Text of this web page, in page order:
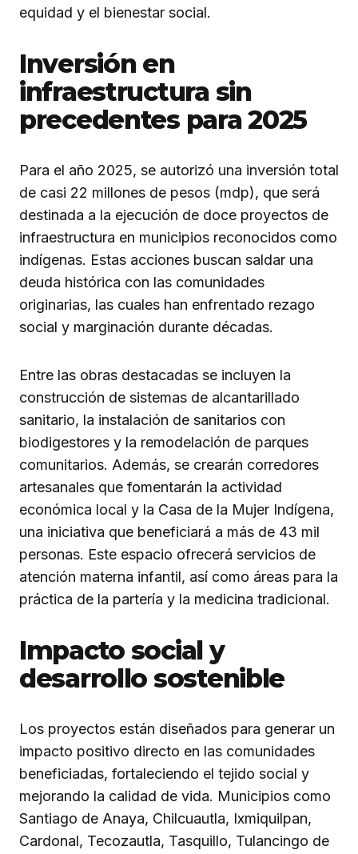
equidad y el bienestar social.
Inversión en
infraestructura sin
precedentes para 2025
Para el año 2025, se autorizó una inversión total
de casi 22 millones de pesos (mdp), que será
destinada a la ejecución de doce proyectos de
infraestructura en municipios reconocidos como
indígenas. Estas acciones buscan saldar una
deuda histórica con las comunidades
originarias, las cuales han enfrentado rezago
social y marginación durante décadas.
Entre las obras destacadas se incluyen la
construcción de sistemas de alcantarillado
sanitario, la instalación de sanitarios con
biodigestores y la remodelación de parques
comunitarios. Además, se crearán corredores
artesanales que fomentarán la actividad
económica local y la Casa de la Mujer Indígena,
una iniciativa que beneficiará a más de 43 mil
personas. Este espacio ofrecerá servicios de
atención materna infantil, así como áreas para la
práctica de la partería y la medicina tradicional.
Impacto social y
desarrollo sostenible
Los proyectos están diseñados para generar un
impacto positivo directo en las comunidades
beneficiadas, fortaleciendo el tejido social y
mejorando la calidad de vida. Municipios como
Santiago de Anaya, Chilcuautla, Ixmiquilpan,
Cardonal, Tecozautla, Tasquillo, Tulancingo de